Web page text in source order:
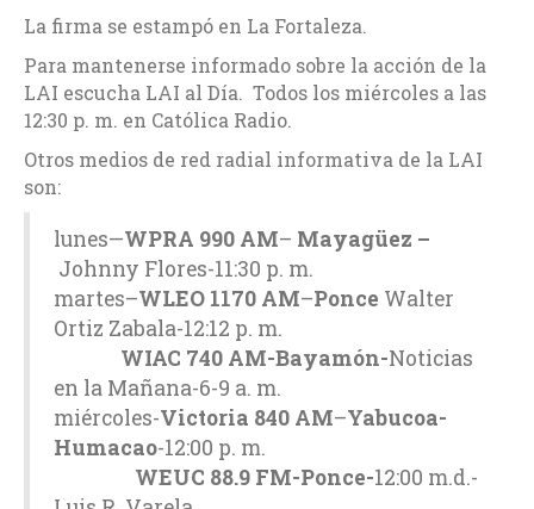
La firma se estampó en La Fortaleza.
Para mantenerse informado sobre la acción de la
LAI escucha LAI al Día. Todos los miércoles a las
12:30 p. m. en Católica Radio.
Otros medios de red radial informativa de la LAI
son:
lunes—WPRA 990 AM– Mayagüez –
Johnny Flores-11:30 p. m.
martes–WLEO 1170 AM–Ponce Walter
Ortiz Zabala-12:12 p. m.
WIAC 740 AM-Bayamón-Noticias
en la Mañana-6-9 a. m.
miércoles-Victoria 840 AM–Yabucoa-
Humacao-12:00 p. m.
WEUC 88.9 FM-Ponce-12:00 m.d.-